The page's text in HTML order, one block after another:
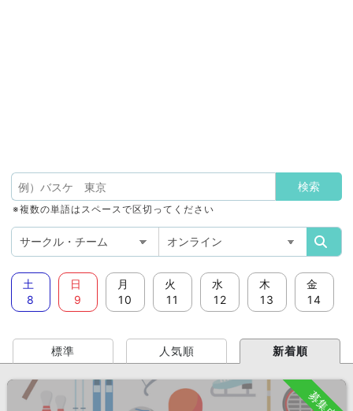
※複数の単語はスペースで区切ってください
土
8
日
9
月
10
火
11
水
12
木
13
金
14
標準 人気順 新着順